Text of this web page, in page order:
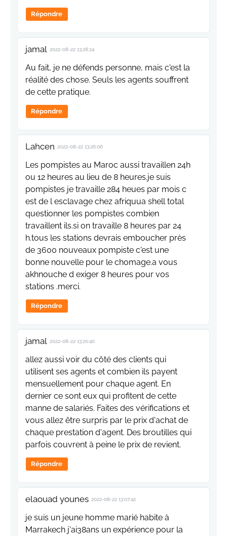
Répondre
jamal 2022-08-22 13:28:24
Au fait, je ne défends personne, mais c'est la
réalité des chose. Seuls les agents souffrent
de cette pratique.
Répondre
Lahcen 2022-08-22 13:26:06
Les pompistes au Maroc aussi travaillen 24h
ou 12 heures au lieu de 8 heures.je suis
pompistes je travaille 284 heues par mois c
est de l esclavage chez afriquua shell total
questionner les pompistes combien
travaillent ils.si on travaille 8 heures par 24
h.tous les stations devrais emboucher près
de 3600 nouveaux pompiste c'est une
bonne nouvelle pour le chomage.a vous
akhnouche d exiger 8 heures pour vos
stations .merci.
Répondre
jamal 2022-08-22 13:20:40
allez aussi voir du côté des clients qui
utilisent ses agents et combien ils payent
mensuellement pour chaque agent. En
dernier ce sont eux qui profitent de cette
manne de salariés. Faites des vérifications et
vous allez être surpris par le prix d'achat de
chaque prestation d'agent. Des broutilles qui
parfois couvrent à peine le prix de revient.
Répondre
elaouad younes 2022-08-22 13:07:42
je suis un jeune homme marié habite à
Marrakech j'ai38ans un expérience pour la